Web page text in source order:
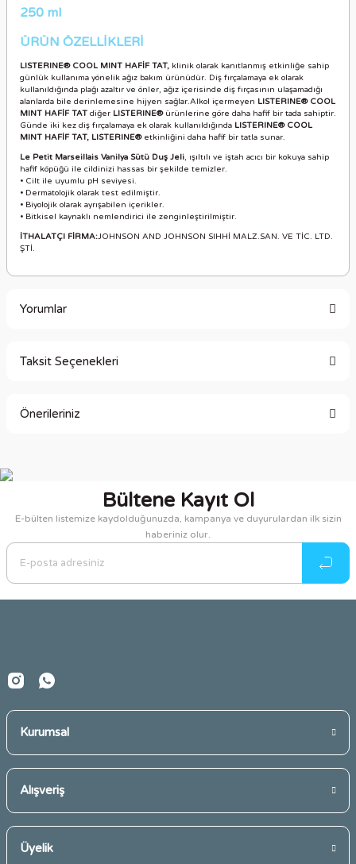
250 ml
ÜRÜN ÖZELLİKLERİ
LISTERINE® COOL MINT HAFİF TAT, klinik olarak kanıtlanmış etkinliğe sahip
günlük kullanıma yönelik ağız bakım ürünüdür. Diş fırçalamaya ek olarak
kullanıldığında plağı azaltır ve önler, ağız içerisinde diş fırçasının ulaşamadığı
alanlarda bile derinlemesine hijyen sağlar.Alkol içermeyen LISTERINE® COOL
MINT HAFİF TAT diğer LISTERINE® ürünlerine göre daha hafif bir tada sahiptir.
Günde iki kez diş fırçalamaya ek olarak kullanıldığında LISTERINE® COOL
MINT HAFİF TAT, LISTERINE®etkinliğini daha hafif bir tatla sunar.
Le Petit Marseillais Vanilya Sütü Duş Jeli, ışıltılı ve iştah acıcı bir kokuya sahip
hafif köpüğü ile cildinizi hassas bir şekilde temizler.
• Cilt ile uyumlu pH seviyesi.
• Dermatolojik olarak test edilmiştir.
• Biyolojik olarak ayrışabilen içerikler.
• Bitkisel kaynaklı nemlendirici ile zenginleştirilmiştir.
İTHALATÇI FİRMA:JOHNSON AND JOHNSON SIHHİ MALZ.SAN. VE TİC. LTD.
ŞTİ.
Yorumlar
Taksit Seçenekleri
Önerileriniz
Görüş ve önerileriniz için teşekkür ederiz.
Ürün resmi kalitesiz, bozuk veya görüntülenemiyor.
Ürün açıklamasında eksik bilgiler bulunuyor.
Ürün bilgilerinde hatalar bulunuyor.
Bültene Kayıt Ol
E-bülten listemize kaydolduğunuzda, kampanya ve duyurulardan ilk sizin
haberiniz olur.
Kurumsal
Alışveriş
Üyelik